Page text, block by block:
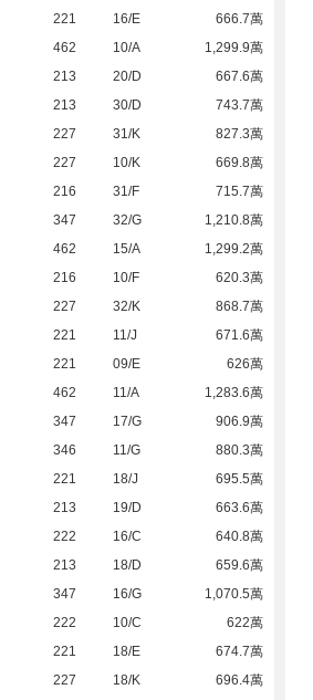
221 16/E
666.7萬
462 10/A
1,299.9萬
213 20/D
667.6萬
213 30/D
743.7萬
227 31/K
827.3萬
227 10/K
669.8萬
216 31/F
715.7萬
347 32/G
1,210.8萬
462 15/A
1,299.2萬
216 10/F
620.3萬
227 32/K
868.7萬
221 11/J
671.6萬
221 09/E
626萬
462 11/A
1,283.6萬
347 17/G
906.9萬
346 11/G
880.3萬
221 18/J
695.5萬
213 19/D
663.6萬
222 16/C
640.8萬
213 18/D
659.6萬
347 16/G
1,070.5萬
222 10/C
622萬
221 18/E
674.7萬
227 18/K
696.4萬